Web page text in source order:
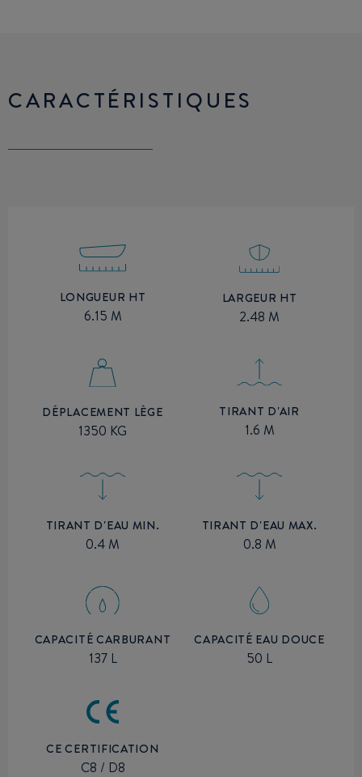
CARACTÉRISTIQUES
LONGUEUR HT
6.15 M
LARGEUR HT
2.48 M
DÉPLACEMENT LÈGE
1350 KG
TIRANT D'AIR
1.6 M
TIRANT D'EAU MIN.
0.4 M
TIRANT D'EAU MAX.
0.8 M
CAPACITÉ CARBURANT
137 L
CAPACITÉ EAU DOUCE
50 L
CE CERTIFICATION
C8 / D8